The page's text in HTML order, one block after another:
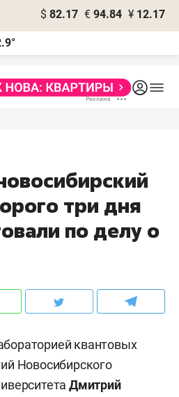
$ 82.17 € 94.84 ¥ 12.17
три дня
по делу о
квантовых
Новосибирского
Дмитрий